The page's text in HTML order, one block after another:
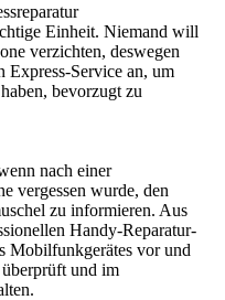
Einheit. Niemand will
verzichten, deswegen
Express-Service an, um
bevorzugt zu
nach einer
vergessen wurde, den
zu informieren. Aus
Handy-Reparatur-
Mobilfunkgerätes vor und
überprüft und im